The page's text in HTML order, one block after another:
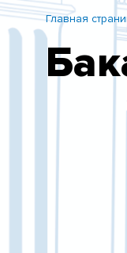
Главная